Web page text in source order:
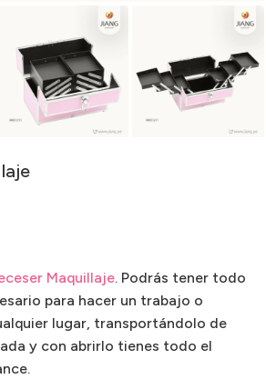
Maquillaje. Podrás tener todo
para hacer un trabajo o
lugar, transportándolo de
y con abrirlo tienes todo el